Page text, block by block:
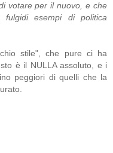
votare per il nuovo, e che
esempi di politica
stile", che pure ci ha
è il NULLA assoluto, e i
peggiori di quelli che la